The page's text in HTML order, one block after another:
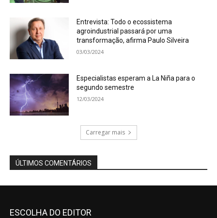
Entrevista: Todo o ecossistema
agroindustrial passará por uma
transformação, afirma Paulo Silveira
03/03/2024
Especialistas esperam a La Niña para o
segundo semestre
12/03/2024
Carregar mais
ÚLTIMOS COMENTÁRIOS
ESCOLHA DO EDITOR